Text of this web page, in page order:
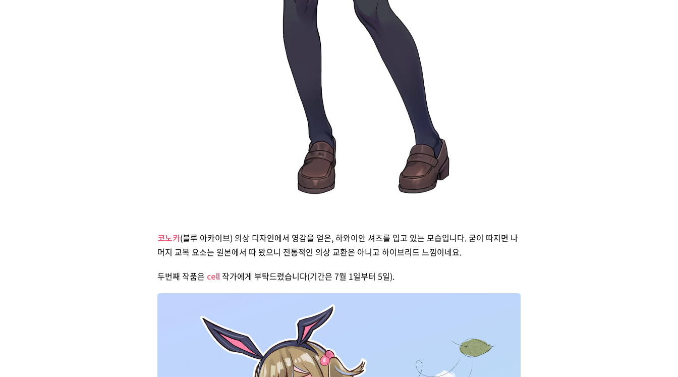
코노카(블루 아카이브) 의상 디자인에서 영감을 얻은, 하와이안 셔츠를 입고 있는 모습입니다. 굳이 따지면 나
머지 교복 요소는 원본에서 따 왔으니 전통적인 의상 교환은 아니고 하이브리드 느낌이네요.
두번째 작품은 cell 작가에게 부탁드렸습니다(기간은 7월 1일부터 5일).